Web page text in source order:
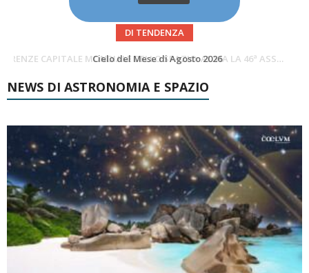
DI TENDENZA
Cielo del Mese di Agosto 2026
SUPERNOVAE aggiornamenti del mese – Agosto 2026
NEWS DI ASTRONOMIA E SPAZIO